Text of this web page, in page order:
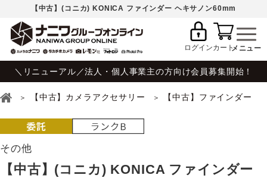
【中古】(コニカ) KONICA ファインダー ヘキサノン60mm
ログインカート
＼リニューアル／法人・個人事業主の方向け会員募集開始！
【中古】カメラアクセサリー 【中古】ファインダー
その他
【中古】(コニカ) KONICA ファインダー